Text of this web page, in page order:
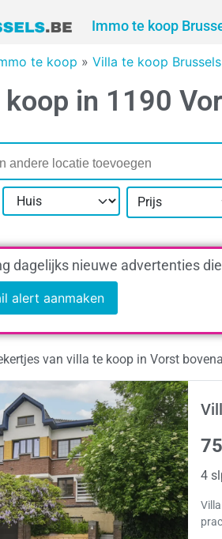
Immo te koop
te koop » Villa te koop
in 1190
Prijs
dagelijks nieuwe advertenties
alert aanmaken
van villa te koop in Vorst
4